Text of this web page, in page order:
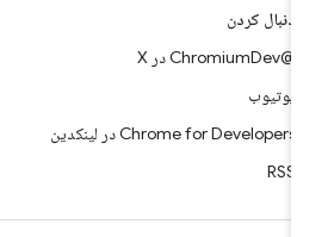
دنبال کردن
یوتیوب
Chrome for Developers در لینکدین